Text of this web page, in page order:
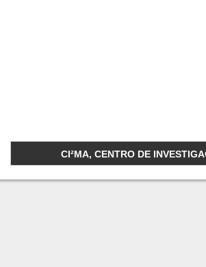
CI²MA, CENTRO DE